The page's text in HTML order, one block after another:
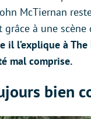
McTiernan
à une scène
l’explique à
mal comprise.
bien